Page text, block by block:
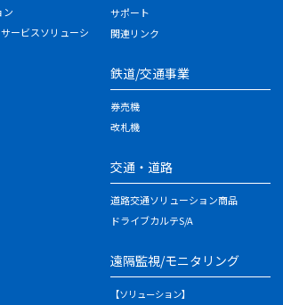
ン
ービスソリューシ
サポート
関連リンク
鉄道/交通事業
券売機
改札機
交通・道路
道路交通ソリューション商品
ドライブカルテS/A
遠隔監視/モニタリング
【ソリューション】